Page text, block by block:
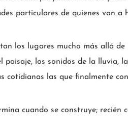
particulares de quienes van a
los lugares mucho más allá
paisaje, los sonidos de la lluvia,
cotidianas las que finalmente
cuando se construye; recién